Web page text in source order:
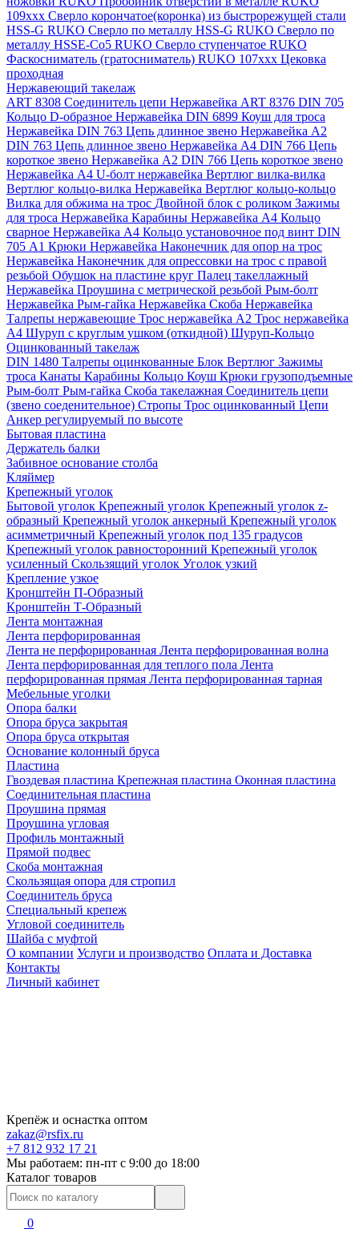
109ххх Сверло корончатое(коронка) из быстрорежущей стали
HSS-G RUKO Сверло по металлу HSS-G RUKO Сверло по
металлу HSSE-Co5 RUKO Сверло ступенчатое RUKO
Фаскосниматель (гратосниматель) RUKO 107xxx Цековка
проходная
Нержавеющий такелаж
ART 8308 Соединитель цепи Нержавейка ART 8376 DIN 705
Кольцо D-образное Нержавейка DIN 6899 Коуш для троса
Нержавейка DIN 763 Цепь длинное звено Нержавейка A2
DIN 763 Цепь длинное звено Нержавейка A4 DIN 766 Цепь
короткое звено Нержавейка A2 DIN 766 Цепь короткое звено
Нержавейка А4 U-болт нержавейка Вертлюг вилка-вилка
Вертлюг кольцо-вилка Нержавейка Вертлюг кольцо-кольцо
Вилка для обжима на трос Двойной блок с роликом Зажимы
для троса Нержавейка Карабины Нержавейка А4 Кольцо
сварное Нержавейка A4 Кольцо установочное под винт DIN
705 А1 Крюки Нержавейка Наконечник для опор на трос
Нержавейка Наконечник для опрессовки на трос с правой
резьбой Обушок на пластине круг Палец такеллажный
Нержавейка Проушина с метрической резьбой Рым-болт
Нержавейка Рым-гайка Нержавейка Скоба Нержавейка
Талрепы нержавеющие Трос нержавейка А2 Трос нержавейка
А4 Шуруп с круглым ушком (откидной) Шуруп-Кольцо
Оцинкованный такелаж
DIN 1480 Талрепы оцинкованные Блок Вертлюг Зажимы
троса Канаты Карабины Кольцо Коуш Крюки грузоподъемные
Рым-болт Рым-гайка Скоба такелажная Соединитель цепи
(звено соеденительное) Стропы Трос оцинкованный Цепи
Анкер регулируемый по высоте
Бытовая пластина
Держатель балки
Забивное основание столба
Кляймер
Крепежный уголок
Бытовой уголок Крепежный уголок Крепежный уголок z-
образный Крепежный уголок анкерный Крепежный уголок
асимметричный Крепежный уголок под 135 градусов
Крепежный уголок равносторонний Крепежный уголок
усиленный Скользящий уголок Уголок узкий
Крепление узкое
Кронштейн П-Образный
Кронштейн Т-Образный
Лента монтажная
Лента перфорированная
Лента не перфорированная Лента перфорированная волна
Лента перфорированная для теплого пола Лента
перфорированная прямая Лента перфорированная тарная
Мебельные уголки
Опора балки
Опора бруса закрытая
Опора бруса открытая
Основание колонный бруса
Пластина
Гвоздевая пластина Крепежная пластина Оконная пластина
Соединительная пластина
Проушина прямая
Проушина угловая
Профиль монтажный
Прямой подвес
Скоба монтажная
Скользящая опора для стропил
Соединитель бруса
Специальный крепеж
Угловой соединитель
Шайба с муфтой
О компании Услуги и производство Оплата и Доставка
Контакты
Личный кабинет
Крепёж и оснастка оптом
zakaz@rsfix.ru
+7 812 932 17 21
Мы работаем: пн-пт c 9:00 до 18:00
Каталог товаров
0